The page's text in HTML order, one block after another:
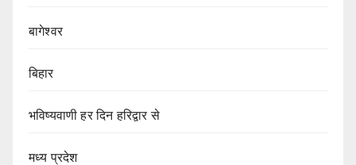
बागेश्वर
बिहार
भविष्यवाणी हर दिन हरिद्वार से
मध्य प्रदेश